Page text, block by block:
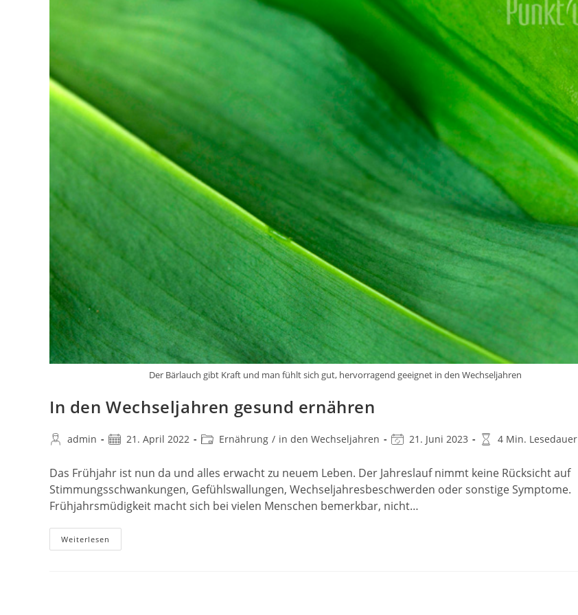
Der Bärlauch gibt Kraft und man fühlt sich gut, hervorragend geeignet in den Wechseljahren
In den Wechseljahren gesund ernähren
Beitrags-
admin
Beitrag21. April 2022
Beitrags-
Ernährung / in den Wechseljahren
Beitrag
geändert
am:
21. Juni 2023 Lesedauer:
4 Min. Lesedauer
Das Frühjahr ist nun da und alles erwacht zu neuem Leben. Der Jahreslauf nimmt keine Rücksicht auf
Stimmungsschwankungen, Gefühlswallungen, Wechseljahresbeschwerden oder sonstige Symptome.
Frühjahrsmüdigkeit macht sich bei vielen Menschen bemerkbar, nicht…
Weiterlesen
Den